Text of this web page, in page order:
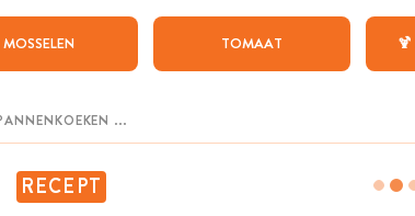
MOSSELEN TOMAAT 🍹
RECEPT